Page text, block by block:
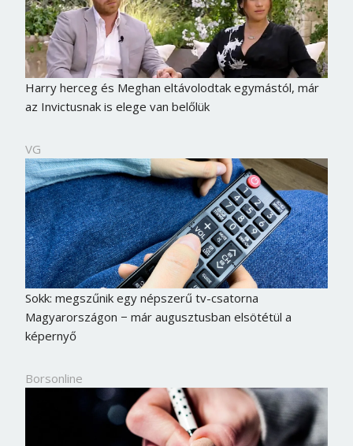
Harry herceg és Meghan eltávolodtak egymástól, már
az Invictusnak is elege van belőlük
VG
Sokk: megszűnik egy népszerű tv-csatorna
Magyarországon − már augusztusban elsötétül a
képernyő
Borsonline